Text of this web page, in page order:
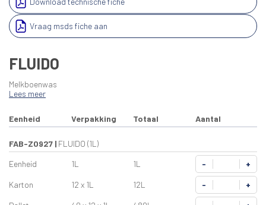
Vraag msds fiche aan
FLUIDO
Melkboenwas
Lees meer
Eenheid Verpakking Totaal Aantal
FAB-Z0927 | FLUIDO (1L)
Eenheid
1L 1L - +
Karton 12 x 1L 12L - +